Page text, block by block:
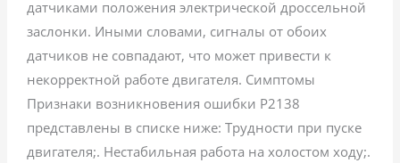
датчиками положения электрической дроссельной
заслонки. Иными словами, сигналы от обоих
датчиков не совпадают, что может привести к
некорректной работе двигателя. Симптомы
Признаки возникновения ошибки P2138
представлены в списке ниже: Трудности при пуске
двигателя;. Нестабильная работа на холостом ходу;.